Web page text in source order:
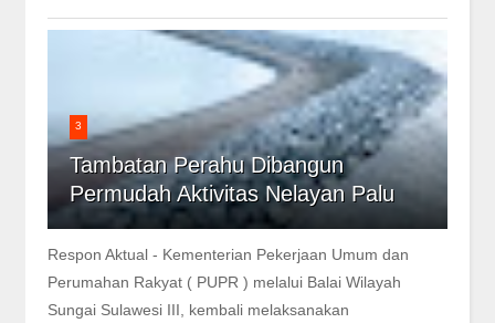
3
Tambatan Perahu Dibangun
Permudah Aktivitas Nelayan Palu
Respon Aktual - Kementerian Pekerjaan Umum dan
Perumahan Rakyat ( PUPR ) melalui Balai Wilayah
Sungai Sulawesi III, kembali melaksanakan